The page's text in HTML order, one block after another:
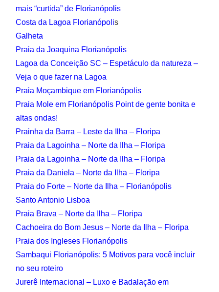
mais “curtida” de Florianópolis
Costa da Lagoa Florianópolis
Galheta
Praia da Joaquina Florianópolis
Lagoa da Conceição SC – Espetáculo da natureza –
Veja o que fazer na Lagoa
Praia Moçambique em Florianópolis
Praia Mole em Florianópolis Point de gente bonita e
altas ondas!
Prainha da Barra – Leste da Ilha – Floripa
Praia da Lagoinha – Norte da Ilha – Floripa
Praia da Lagoinha – Norte da Ilha – Floripa
Praia da Daniela – Norte da Ilha – Floripa
Praia do Forte – Norte da Ilha – Florianópolis
Santo Antonio Lisboa
Praia Brava – Norte da Ilha – Floripa
Cachoeira do Bom Jesus – Norte da Ilha – Floripa
Praia dos Ingleses Florianópolis
Sambaqui Florianópolis: 5 Motivos para você incluir
no seu roteiro
Jurerê Internacional – Luxo e Badalação em